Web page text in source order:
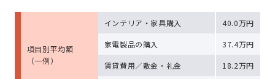
項目別平均額
（一例）
インテリア・家具購入 40.0万円
家電製品の購入 37.4万円
賃貸費用／敷金・礼金 18.2万円